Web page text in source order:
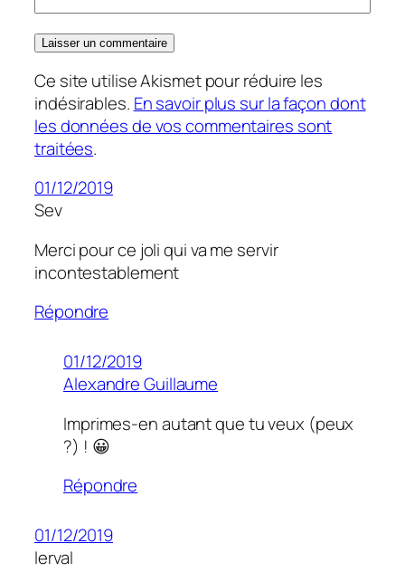
Ce site utilise Akismet pour réduire les
indésirables. En savoir plus sur la façon dont
les données de vos commentaires sont
traitées.
01/12/2019
Sev
Merci pour ce joli qui va me servir
incontestablement
Répondre
01/12/2019
Alexandre Guillaume
Imprimes-en autant que tu veux (peux
?) ! 😀
Répondre
01/12/2019
lerval